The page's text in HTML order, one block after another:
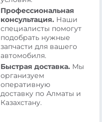
Профессиональная
консультация. Наши
специалисты помогут
подобрать нужные
запчасти для вашего
автомобиля.
Быстрая доставка. Мы
организуем
оперативную
доставку по Алматы и
Казахстану.